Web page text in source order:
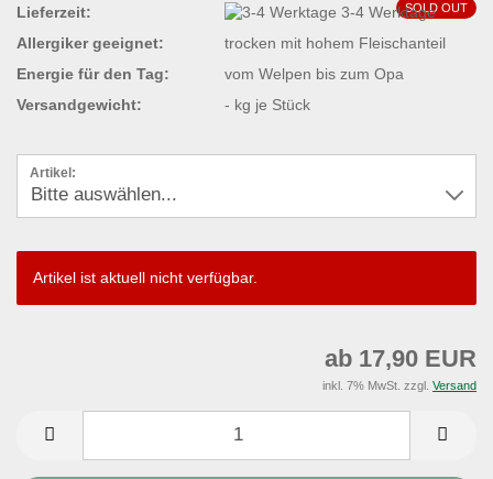
SOLD OUT
Lieferzeit:
3-4 Werktage
Allergiker geeignet:
trocken mit hohem Fleischanteil
Energie für den Tag:
vom Welpen bis zum Opa
Versandgewicht:
- kg je Stück
Artikel:
Artikel ist aktuell nicht verfügbar.
ab 17,90 EUR
inkl. 7% MwSt. zzgl. Versand